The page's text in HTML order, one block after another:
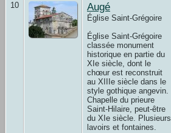
10 Augé
Église Saint-Grégoire
Église Saint-Grégoire
classée monument
historique en partie du
XIe siècle, dont le
chœur est reconstruit
au XIIIe siècle dans le
style gothique angevin.
Chapelle du prieure
Saint-Hilaire, peut-être
du XIe siècle. Plusieurs
lavoirs et fontaines.